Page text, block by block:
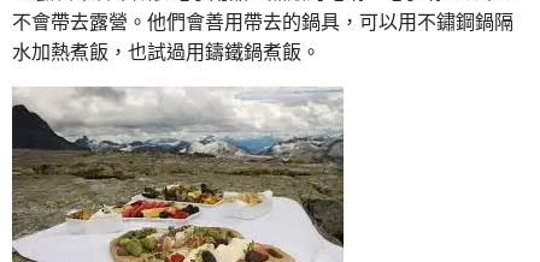
不會帶去露營。他們會善用帶去的鍋具，可以用不鏽鋼鍋隔
水加熱煮飯，也試過用鑄鐵鍋煮飯。